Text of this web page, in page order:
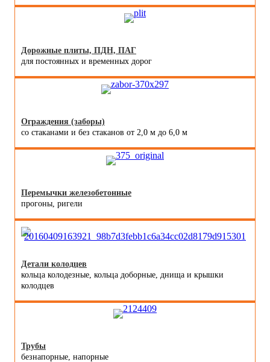
Дорожные плиты, ПДН, ПАГ
для постоянных и временных дорог
Ограждения (заборы)
со стаканами и без стаканов от 2,0 м до 6,0 м
Перемычки железобетонные
прогоны, ригели
Детали колодцев
кольца колодезные, кольца доборные, днища и крышки
колодцев
Трубы
безнапорные, напорные